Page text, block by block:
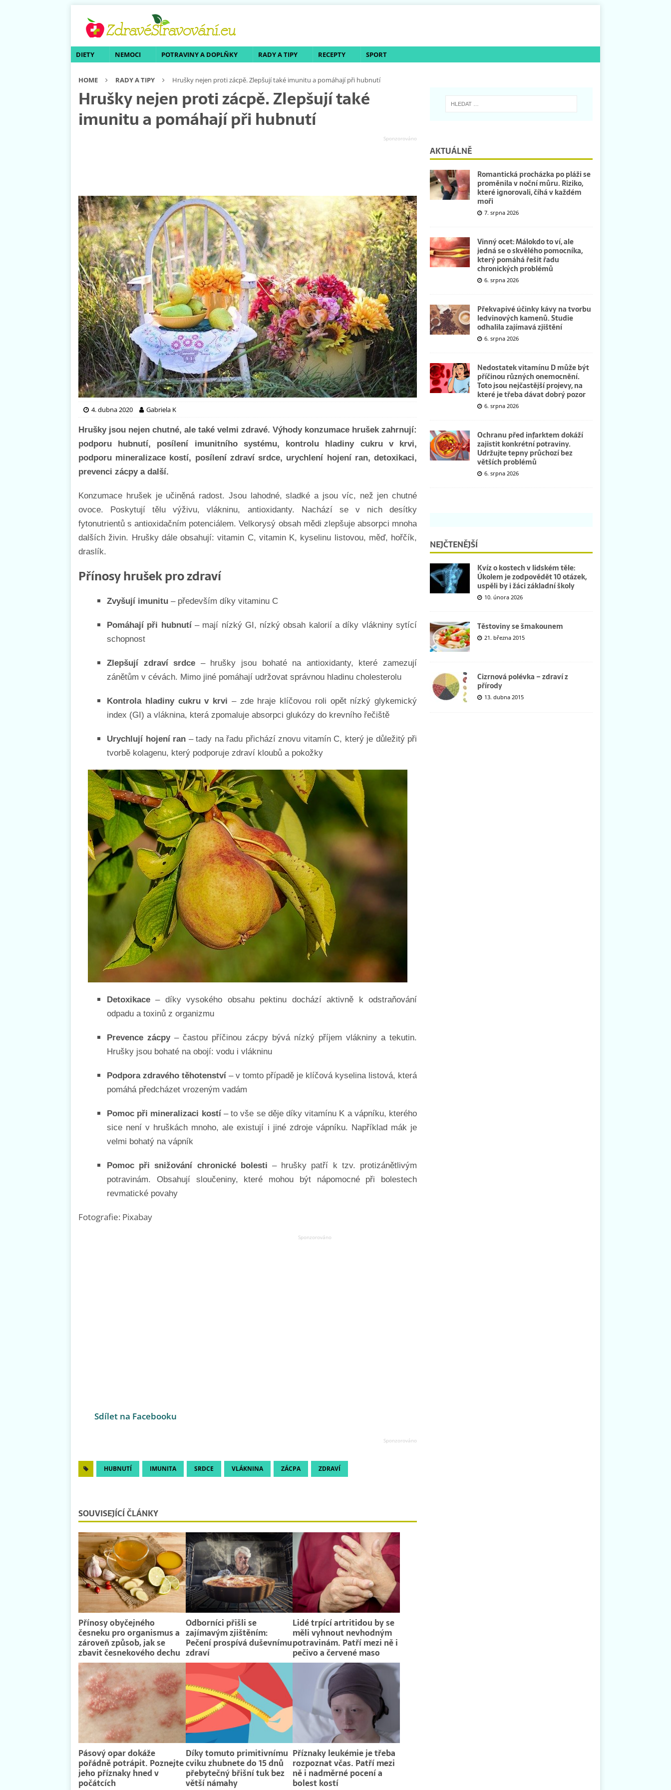
DIETY NEMOCI POTRAVINY A DOPLŇKY RADY A TIPY RECEPTY SPORT
HOME RADY A TIPY Hrušky nejen proti zácpě. Zlepšují také imunitu a pomáhají při hubnutí
Hrušky nejen proti zácpě. Zlepšují také
imunitu a pomáhají při hubnutí
4. dubna 2020 Gabriela K
Hrušky jsou nejen chutné, ale také velmi zdravé. Výhody konzumace hrušek zahrnují:
podporu hubnutí, posílení imunitního systému, kontrolu hladiny cukru v krvi,
podporu mineralizace kostí, posílení zdraví srdce, urychlení hojení ran, detoxikaci,
prevenci zácpy a další.
Konzumace hrušek je učiněná radost. Jsou lahodné, sladké a jsou víc, než jen chutné
ovoce. Poskytují tělu výživu, vlákninu, antioxidanty. Nachází se v nich desítky
fytonutrientů s antioxidačním potenciálem. Velkorysý obsah mědi zlepšuje absorpci mnoha
dalších živin. Hrušky dále obsahují: vitamin C, vitamin K, kyselinu listovou, měď, hořčík,
draslík.
Přínosy hrušek pro zdraví
Zvyšují imunitu – především díky vitaminu C
Pomáhají při hubnutí– mají nízký GI, nízký obsah kalorií a díky vlákniny sytící
schopnost
Zlepšují zdraví srdce – hrušky jsou bohaté na antioxidanty, které zamezují
zánětům v cévách. Mimo jiné pomáhají udržovat správnou hladinu cholesterolu
Kontrola hladiny cukru v krvi – zde hraje klíčovou roli opět nízký glykemický
index (GI) a vláknina, která zpomaluje absorpci glukózy do krevního řečiště
Urychlují hojení ran – tady na řadu přichází znovu vitamín C, který je důležitý při
tvorbě kolagenu, který podporuje zdraví kloubů a pokožky
Detoxikace– díky vysokého obsahu pektinu dochází aktivně k odstraňování
odpadu a toxinů z organizmu
Prevence zácpy– častou příčinou zácpy bývá nízký příjem vlákniny a tekutin.
Hrušky jsou bohaté na obojí: vodu i vlákninu
Podpora zdravého těhotenství– v tomto případě je klíčová kyselina listová, která
pomáhá předcházet vrozeným vadám
Pomoc při mineralizaci kostí – to vše se děje díky vitamínu K a vápníku, kterého
sice není v hruškách mnoho, ale existují i jiné zdroje vápníku. Například mák je
velmi bohatý na vápník
Pomoc při snižování chronické bolesti– hrušky patří k tzv. protizánětlivým
potravinám. Obsahují sloučeniny, které mohou být nápomocné při bolestech
revmatické povahy
Fotografie: Pixabay
Sdílet na Facebooku
HUBNUTÍ IMUNITA SRDCE VLÁKNINA ZÁCPA ZDRAVÍ
SOUVISEJÍCÍ ČLÁNKY
Přínosy obyčejného
česneku pro organismus a
zároveň způsob, jak se
zbavit česnekového dechu
Odborníci přišli se
zajímavým zjištěním:
Pečení prospívá duševnímu
zdraví
Lidé trpící artritidou by se
měli vyhnout nevhodným
potravinám. Patří mezi ně i
pečivo a červené maso
Pásový opar dokáže
pořádně potrápit. Poznejte
jeho příznaky hned v
počátcích
Díky tomuto primitivnímu
cviku zhubnete do 15 dnů
přebytečný břišní tuk bez
větší námahy
Příznaky leukémie je třeba
rozpoznat včas. Patří mezi
ně i nadměrné pocení a
bolest kostí
AKTUÁLNĚ
Romantická procházka po pláži se
proměnila v noční můru. Riziko,
které ignorovali, číhá v každém
moři
7. srpna 2026
Vinný ocet: Málokdo to ví, ale
jedná se o skvělého pomocníka,
který pomáhá řešit řadu
chronických problémů
6. srpna 2026
Překvapivé účinky kávy na tvorbu
ledvinových kamenů. Studie
odhalila zajímavá zjištění
6. srpna 2026
Nedostatek vitamínu D může být
příčinou různých onemocnění.
Toto jsou nejčastější projevy, na
které je třeba dávat dobrý pozor
6. srpna 2026
Ochranu před infarktem dokáží
zajistit konkrétní potraviny.
Udržujte tepny průchozí bez
větších problémů
6. srpna 2026
NEJČTENĚJŠÍ
Kvíz o kostech v lidském těle:
Úkolem je zodpovědět 10 otázek,
uspěli by i žáci základní školy
10. února 2026
Těstoviny se šmakounem
21. března 2015
Cizrnová polévka – zdraví z
přírody
13. dubna 2015